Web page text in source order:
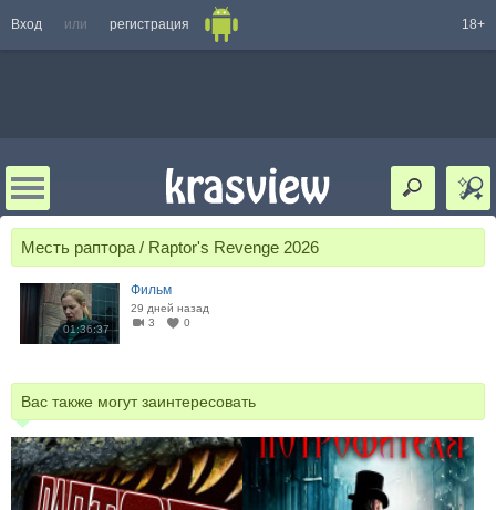
Вход или регистрация 18+
Месть раптора / Raptor's Revenge 2026
01:36:37
Фильм
29 дней назад
3
0
Вас также могут заинтересовать